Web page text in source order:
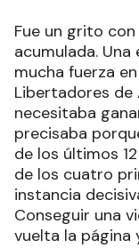
Fue un grito
acumulada.
mucha fuerza
Libertadores de
necesitaba
precisaba
de los últimos
de los cuatro
instancia
Conseguir una
vuelta la página